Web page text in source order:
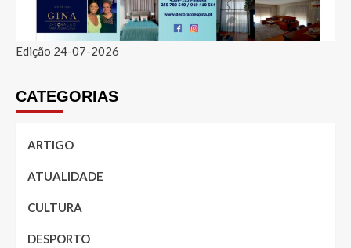
Edição 24-07-2026
CATEGORIAS
ARTIGO
ATUALIDADE
CULTURA
DESPORTO